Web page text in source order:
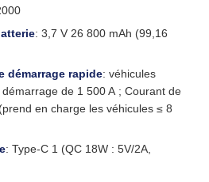
: 3,7 V 26 800 mAh (99,16
démarrage rapide: véhicules
de 1 500 A ; Courant de
en charge les véhicules ≤ 8
: Type-C 1 (QC 18W : 5V/2A,